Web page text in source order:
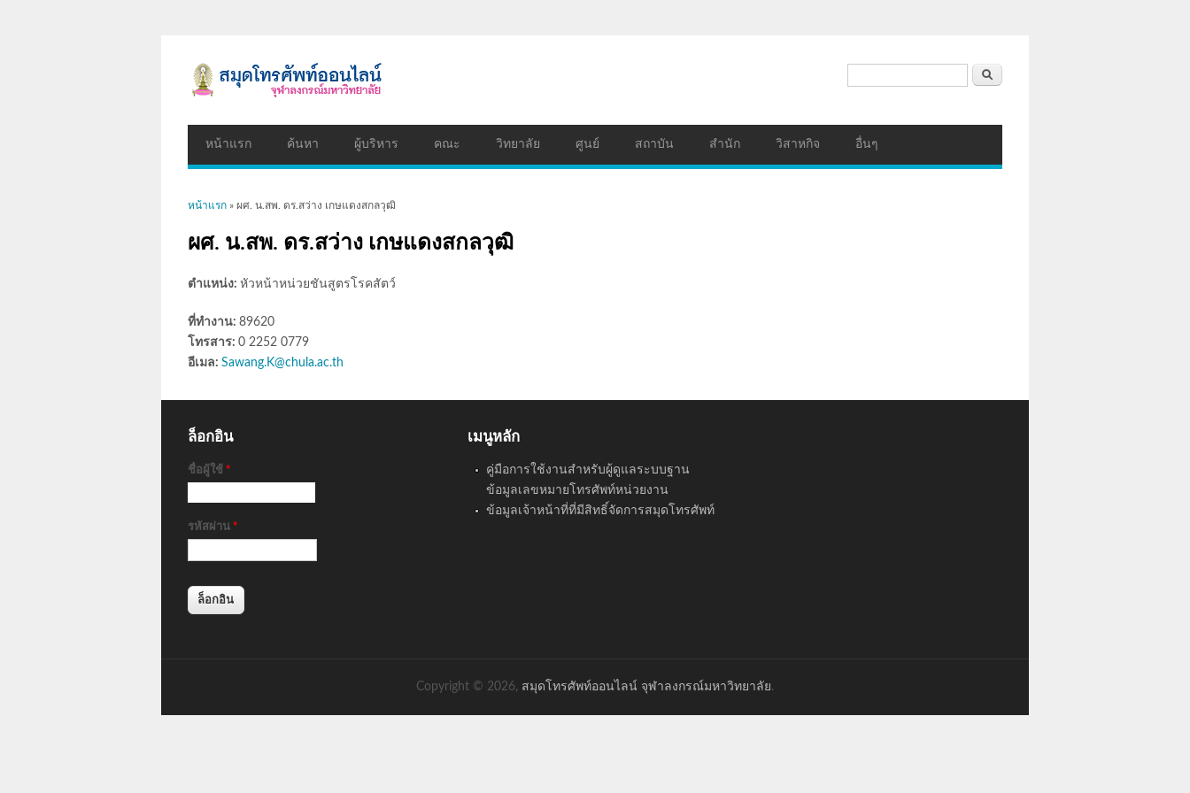
ค้นหา
หน้าแรก ค้นหา ผู้บริหาร คณะ วิทยาลัย ศูนย์ สถาบัน สำนัก วิสาหกิจ อื่นๆ
คุณอยู่ที่นี่
หน้าแรก » ผศ. น.สพ. ดร.สว่าง เกษแดงสกลวุฒิ
ผศ. น.สพ. ดร.สว่าง เกษแดงสกลวุฒิ
ตำแหน่ง: หัวหน้าหน่วยชันสูตรโรคสัตว์
ที่ทำงาน: 89620
โทรสาร: 0 2252 0779
อีเมล: Sawang.K@chula.ac.th
ล็อกอิน
ชื่อผู้ใช้ *
รหัสผ่าน *
เมนูหลัก
คู่มือการใช้งานสำหรับผู้ดูแลระบบฐาน
ข้อมูลเลขหมายโทรศัพท์หน่วยงาน
ข้อมูลเจ้าหน้าที่ที่มีสิทธิ์จัดการสมุดโทรศัพท์
Copyright © 2026, สมุดโทรศัพท์ออนไลน์ จุฬาลงกรณ์มหาวิทยาลัย.